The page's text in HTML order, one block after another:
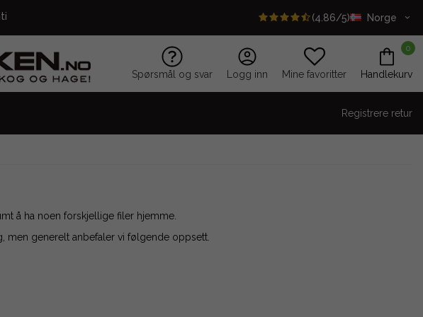
(4.86/5) Norge
Spørsmål og svar Logg inn Mine favoritter
0
Handlekurv
Registrere retur
å ha noen forskjellige filer hjemme.
men generelt anbefaler vi følgende oppsett.